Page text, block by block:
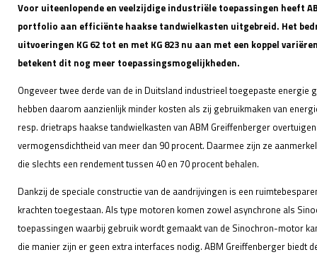
Voor uiteenlopende en veelzijdige industriële toepassingen heeft
portfolio aan efficiënte haakse tandwielkasten uitgebreid. Het
uitvoeringen KG 62 tot en met KG 823 nu aan met een koppel
betekent dit nog meer toepassingsmogelijkheden.
Ongeveer twee derde van de in Duitsland industrieel toegepaste energie
hebben daarom aanzienlijk minder kosten als zij gebruikmaken van
resp. drietraps haakse tandwielkasten van ABM Greiffenberger
vermogensdichtheid van meer dan 90 procent. Daarmee zijn ze
die slechts een rendement tussen 40 en 70 procent behalen.
Dankzij de speciale constructie van de aandrijvingen is een
krachten toegestaan. Als type motoren komen zowel asynchrone als
toepassingen waarbij gebruik wordt gemaakt van de Sinochron-motor
die manier zijn er geen extra interfaces nodig. ABM Greiffenberger biedt